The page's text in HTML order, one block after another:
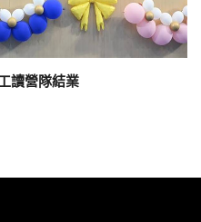
讀營隊結業